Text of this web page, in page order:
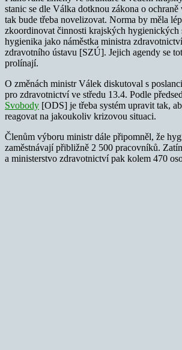
stanic se dle Válka dotknou zákona o
tak bude třeba novelizovat. Norma by měla
zkoordinovat činnosti krajských hygienických
hygienika jako náměstka ministra
zdravotního ústavu [SZÚ]. Jejich agendy se
prolínají.
O změnách ministr Válek diskutoval s
pro zdravotnictví ve středu 13.4. Podle
Svobody [ODS] je třeba systém upravit tak,
reagovat na jakoukoliv krizovou situaci.
Členům výboru ministr dále připomněl, že
zaměstnávají přibližně 2 500 pracovníků.
a ministerstvo zdravotnictví pak kolem 470